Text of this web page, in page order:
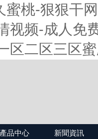
蜜桃-狠狠干
视频-成人免
区二区三区
產品中心 新聞資訊